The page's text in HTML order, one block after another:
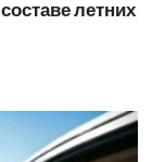
летних